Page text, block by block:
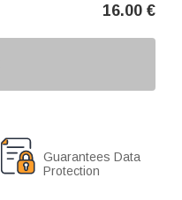
16.00 €
Guarantees Data
Protection